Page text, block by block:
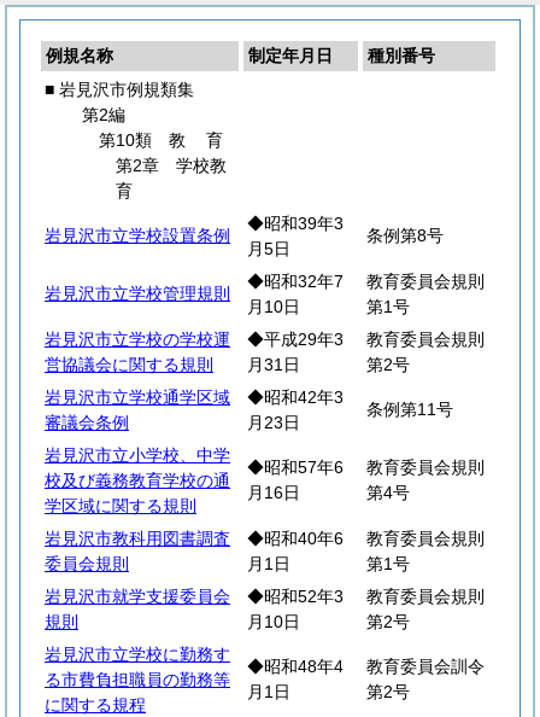
例規名称 制定年月日
種別番号
■ 岩見沢市例規類集
第2編
第10類 教育
第2章 学校教
育
岩見沢市立学校設置条例
◆昭和39年3
月5日
条例第8号
岩見沢市立学校管理規則
◆昭和32年7
月10日
教育委員会規則
第1号
岩見沢市立学校の学校運
営協議会に関する規則
◆平成29年3
月31日
教育委員会規則
第2号
岩見沢市立学校通学区域
審議会条例
◆昭和42年3
月23日
条例第11号
岩見沢市立小学校、中学
校及び義務教育学校の通
学区域に関する規則
◆昭和57年6
月16日
教育委員会規則
第4号
岩見沢市教科用図書調査
委員会規則
◆昭和40年6
月1日
教育委員会規則
第1号
岩見沢市就学支援委員会
規則
◆昭和52年3
月10日
教育委員会規則
第2号
岩見沢市立学校に勤務す
る市費負担職員の勤務等
に関する規程
◆昭和48年4
月1日
教育委員会訓令
第2号